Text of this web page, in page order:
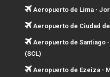
Aeropuerto de Lima -
Aeropuerto de Ciudad
Aeropuerto de Santiago
(SCL)
Aeropuerto de Ezeiza -